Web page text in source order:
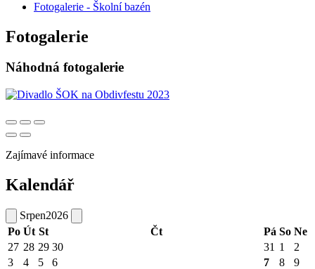
Fotogalerie - Školní bazén
Fotogalerie
Náhodná fotogalerie
Zajímavé informace
Kalendář
Srpen2026
Po Út St Čt Pá So Ne
27 28 29 30 31 1
2
3
4 5 6 7 8
9